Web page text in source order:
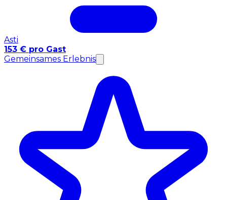
Asti
153 € pro Gast
Gemeinsames Erlebnis